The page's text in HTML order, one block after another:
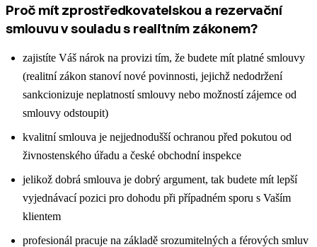
Proč mít zprostředkovatelskou a rezervační
smlouvu v souladu s realitním zákonem?
zajistíte Váš nárok na provizi tím, že budete mít platné smlouvy
(realitní zákon stanoví nové povinnosti, jejichž nedodržení
sankcionizuje neplatností smlouvy nebo možností zájemce od
smlouvy odstoupit)
kvalitní smlouva je nejjednodušší ochranou před pokutou od
živnostenského úřadu a české obchodní inspekce
jelikož dobrá smlouva je dobrý argument, tak budete mít lepší
vyjednávací pozici pro dohodu při případném sporu s Vaším
klientem
profesionál pracuje na základě srozumitelných a férových smluv